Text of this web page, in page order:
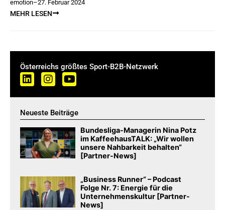
emotion–27. Februar 2024
MEHR LESEN
Österreichs größtes Sport-B2B-Netzwerk
Neueste Beiträge
Bundesliga-Managerin Nina Potz
im KaffeehausTALK: „Wir wollen
unsere Nahbarkeit behalten“
[Partner-News]
„Business Runner“ – Podcast
Folge Nr. 7: Energie für die
Unternehmenskultur [Partner-
News]